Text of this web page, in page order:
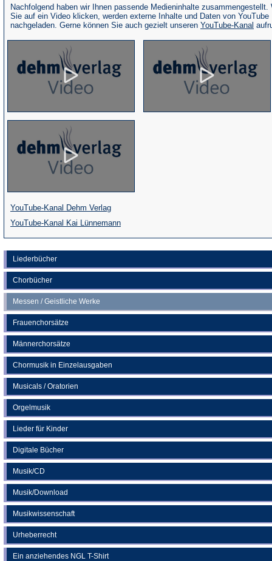
Liederbücher
Chorbücher
Messen / Geistliche Werke
Frauenchorsätze
Männerchorsätze
Chormusik in Einzelausgaben
Musicals / Oratorien
Orgelmusik
Lieder für Kinder
Digitale Bücher
Musik/CD
Musik/Download
Musikwissenschaft
Urheberrecht
Ein anziehendes NGL T-Shirt
Nachfolgend haben wir Ihnen passende Medieninhalte zusammengestellt.
Sie auf ein Video klicken, werden externe Inhalte und Daten von YouTube
nachgeladen. Gerne können Sie auch gezielt unseren YouTube-Kanal
YouTube-Kanal Dehm Verlag(Öffnet
in
einem
neuen
Tab)
YouTube-Kanal Kai Lünnemann(Öffnet
in
einem
neuen